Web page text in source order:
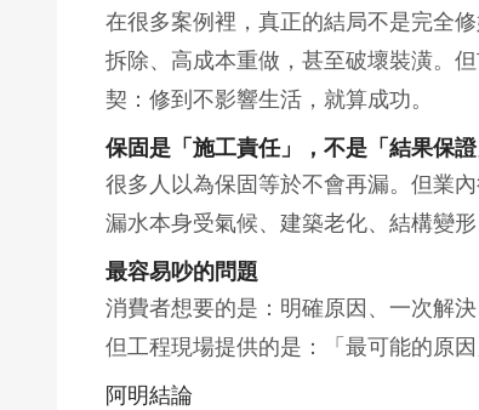
在很多案例裡，真正的結局不是完全
拆除、高成本重做，甚至破壞裝潢。
契：修到不影響生活，就算成功。
保固是「施工責任」，不是「結果保證
很多人以為保固等於不會再漏。但業
漏水本身受氣候、建築老化、結構變
最容易吵的問題
消費者想要的是：明確原因、一次解決
但工程現場提供的是：「最可能的原
阿明結論